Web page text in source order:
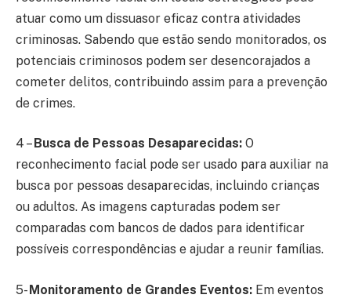
atuar como um dissuasor eficaz contra atividades
criminosas. Sabendo que estão sendo monitorados, os
potenciais criminosos podem ser desencorajados a
cometer delitos, contribuindo assim para a prevenção
de crimes.
4 – Busca de Pessoas Desaparecidas: O
reconhecimento facial pode ser usado para auxiliar na
busca por pessoas desaparecidas, incluindo crianças
ou adultos. As imagens capturadas podem ser
comparadas com bancos de dados para identificar
possíveis correspondências e ajudar a reunir famílias.
5-Monitoramento de Grandes Eventos: Em eventos